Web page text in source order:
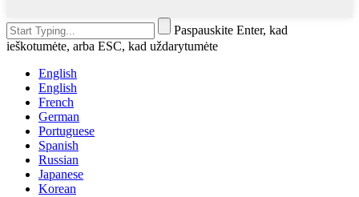
Paspauskite Enter, kad
ieškotumėte, arba ESC, kad uždarytumėte
English
English
French
German
Portuguese
Spanish
Russian
Japanese
Korean